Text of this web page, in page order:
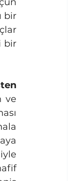
bir
bir
ve